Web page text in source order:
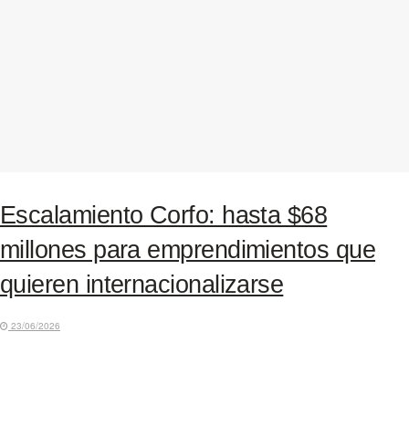
Escalamiento Corfo: hasta $68
millones para emprendimientos que
quieren internacionalizarse
23/06/2026